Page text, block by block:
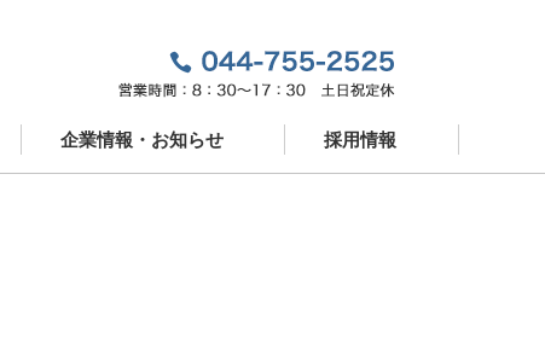
企業情報・お知らせ
企業情報
採用情報